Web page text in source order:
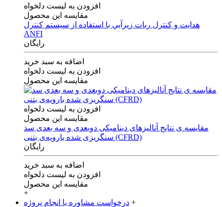
افزودن به لیست دلخواه
مقایسه این محصول
هدايت و كنترل ربات زيرآبي با استفاده از سيستم كنترل
ANFI
رایگان
اضافه به سبد خرید
افزودن به لیست دلخواه
مقایسه این محصول
افزودن به لیست دلخواه
مقایسه این محصول
مقایسه ی‌ نتایج آنالیزهای‌ دینامیکی‌ دوبعدی‌ و‌ سه بعدی‌ سد
سنگریزی‌ شده با‌رویه‌ی‌ بتنی‌ (CFRD)
رایگان
اضافه به سبد خرید
افزودن به لیست دلخواه
مقایسه این محصول
+
درخواست مشاوره یا انجام پروژه +